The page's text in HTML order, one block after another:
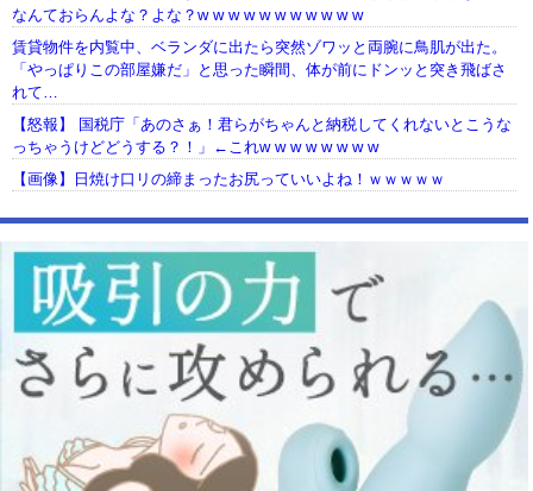
なんておらんよな？よな？w w w w w w w w w w w
賃貸物件を内覧中、ベランダに出たら突然ゾワッと両腕に鳥肌が出た。
「やっぱりこの部屋嫌だ」と思った瞬間、体が前にドンッと突き飛ばさ
れて…
【怒報】 国税庁「あのさぁ！君らがちゃんと納税してくれないとこうな
っちゃうけどどうする？！」←これw w w w w w w w
【画像】日焼け口リの締まったお尻っていいよね！ｗｗｗｗｗ
【動画】USJの禁止エリアに子どもたちが続々乱入 → スタッフが注意し
ても止まらない事態に
Powered by livedoor 相互RSS